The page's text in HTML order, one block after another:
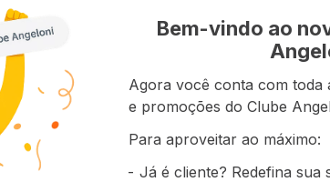
Bem-vindo ao
Agora você conta com toda
e promoções do Clube
Para aproveitar ao máximo:
Já é cliente? Redefina sua